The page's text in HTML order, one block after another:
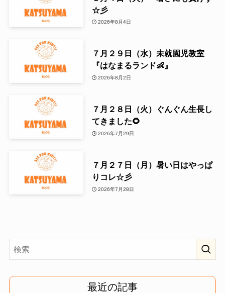
☆彡
2026年8月4日
７月２９日（水）未就園児教室
『はなまるランド👶』
2026年8月2日
７月２８日（火）ぐんぐん生長し
てきました🌻
2026年7月29日
７月２７日（月）暑い日はやっぱ
りコレ☆彡
2026年7月28日
最近の記事